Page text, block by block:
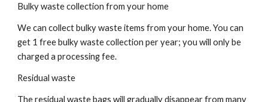
Bulky waste collection from your home
We can collect bulky waste items from your home. You can
get 1 free bulky waste collection per year; you will only be
charged a processing fee.
Residual waste
The residual waste bags will gradually disappear from many